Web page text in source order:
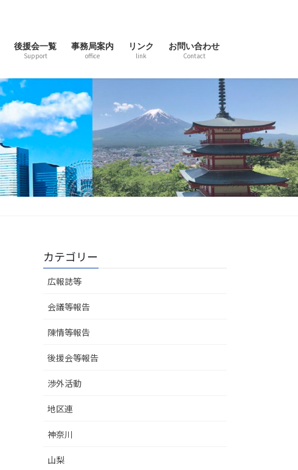
後援会一覧
Support
事務局案内
office
リンク
link
お問い合わせ
Contact
カテゴリー
広報誌等
会議等報告
陳情等報告
後援会等報告
渉外活動
地区連
神奈川
山梨